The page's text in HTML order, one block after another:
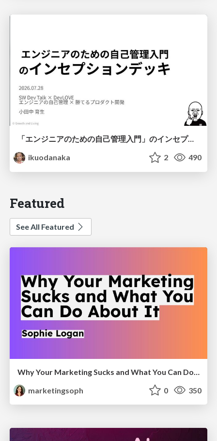
「エンジニアのための自己管理入門」のインセプションデッキ/Inception Deck of Self-Management beginner's guide book
ikuodanaka
2 490
Featured
See All Featured
marketingsoph
0 350